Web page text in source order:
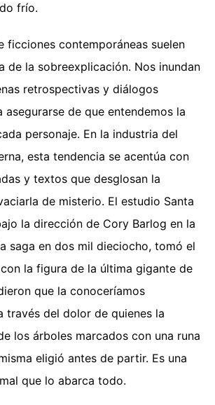
frío.
ficciones contemporáneas suelen
de la sobreexplicación. Nos inundan
retrospectivas y diálogos
de que entendemos la
personaje. En la industria del
esta tendencia se acentúa con
y textos que desglosan la
de misterio. El estudio Santa
la dirección de Cory Barlog en la
saga en dos mil dieciocho, tomó el
la figura de la última gigante de
que la conoceríamos
través del dolor de quienes la
los árboles marcados con una runa
eligió antes de partir. Es una
que lo abarca todo.